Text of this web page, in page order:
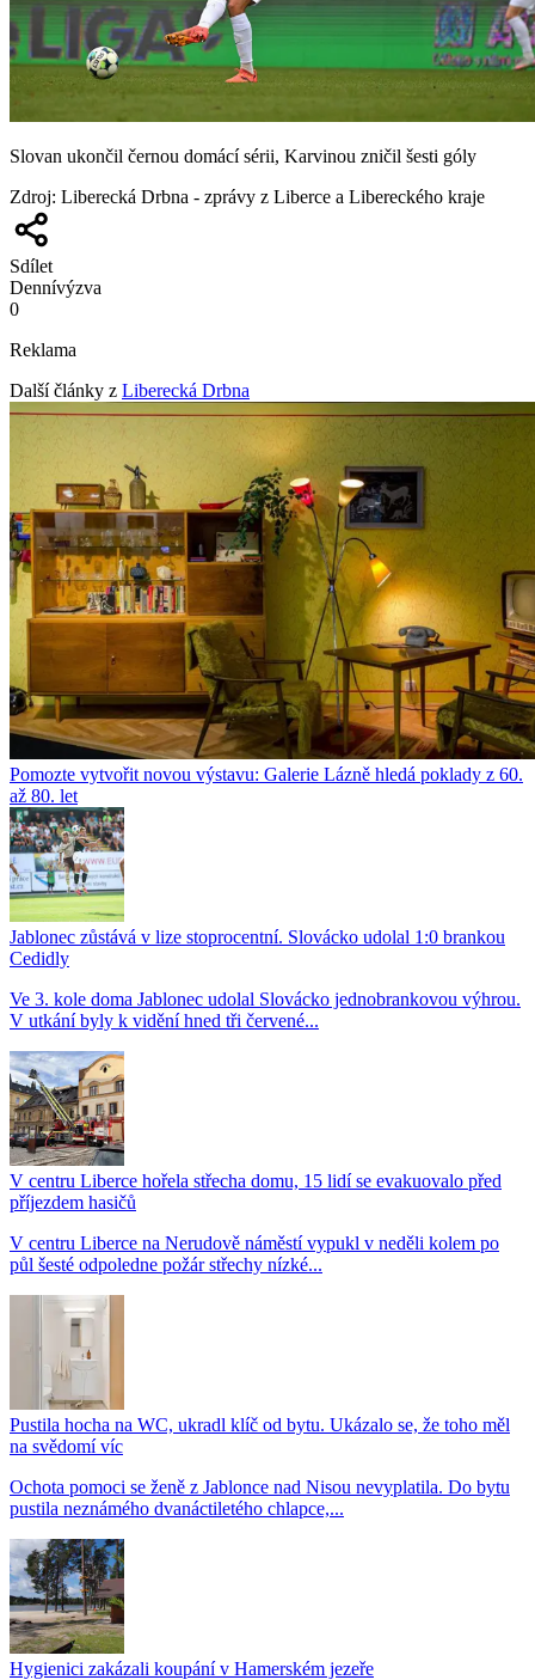
Slovan ukončil černou domácí sérii, Karvinou zničil šesti góly
Zdroj: Liberecká Drbna - zprávy z Liberce a Libereckého kraje
Sdílet
Dennívýzva
0
Reklama
Další články z Liberecká Drbna
Pomozte vytvořit novou výstavu: Galerie Lázně hledá poklady z 60.
až 80. let
Jablonec zůstává v lize stoprocentní. Slovácko udolal 1:0 brankou
Cedidly
Ve 3. kole doma Jablonec udolal Slovácko jednobrankovou výhrou.
V utkání byly k vidění hned tři červené...
V centru Liberce hořela střecha domu, 15 lidí se evakuovalo před
příjezdem hasičů
V centru Liberce na Nerudově náměstí vypukl v neděli kolem po
půl šesté odpoledne požár střechy nízké...
Pustila hocha na WC, ukradl klíč od bytu. Ukázalo se, že toho měl
na svědomí víc
Ochota pomoci se ženě z Jablonce nad Nisou nevyplatila. Do bytu
pustila neznámého dvanáctiletého chlapce,...
Hygienici zakázali koupání v Hamerském jezeře